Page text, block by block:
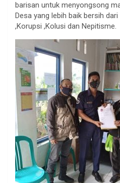
barisan untuk menyongsong
Desa yang lebih baik bersih
,Korupsi ,Kolusi dan Nepitisme.